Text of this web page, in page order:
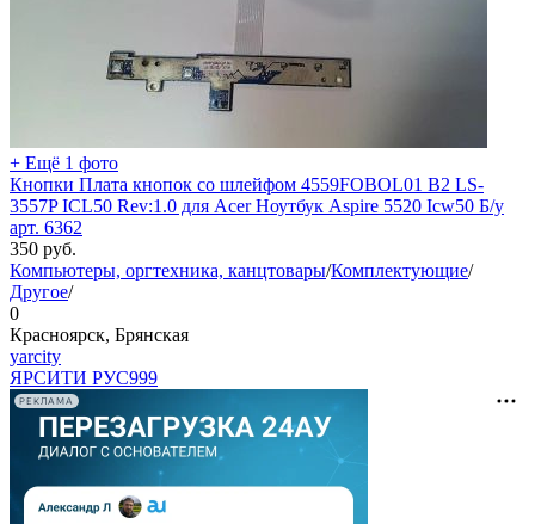
+ Ещё 1 фото
Кнопки Плата кнопок со шлейфом 4559FOBOL01 B2 LS-
3557P ICL50 Rev:1.0 для Acer Ноутбук Aspire 5520 Icw50 Б/у
арт. 6362
350 руб.
Компьютеры, оргтехника, канцтовары/Комплектующие/
Другое/
0
Красноярск, Брянская
yarcity
ЯРСИТИ РУС999
РЕКЛАМА